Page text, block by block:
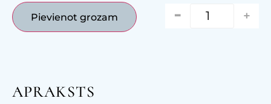
- +
Pievienot grozam
APRAKSTS